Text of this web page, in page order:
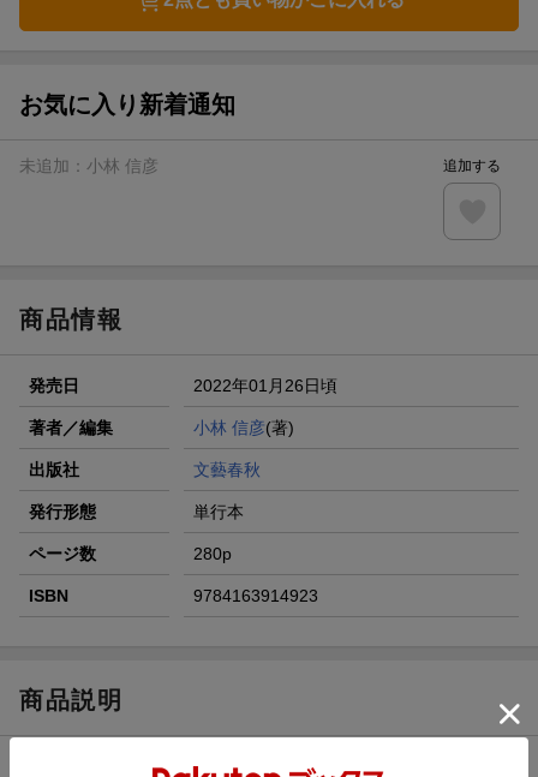
お気に入り新着通知
未追加： 小林 信彦 追加する
商品情報
発売日 2022年01月26日頃
著者／編集 小林 信彦(著)
出版社 文藝春秋
発行形態 単行本
ページ数 280p
ISBN 9784163914923
商品説明